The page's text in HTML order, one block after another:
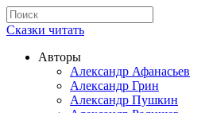
Сказки читать
Авторы
Александр Афанасьев
Александр Грин
Александр Пушкин